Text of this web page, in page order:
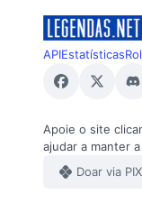
APIEstatísticas
Apoie o site
ajudar a manter
Doar via PIX